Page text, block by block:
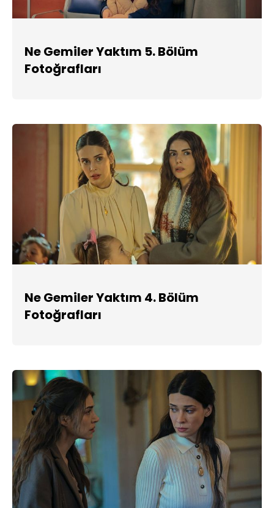
Ne Gemiler Yaktım 5. Bölüm
Fotoğrafları
Ne Gemiler Yaktım 4. Bölüm
Fotoğrafları